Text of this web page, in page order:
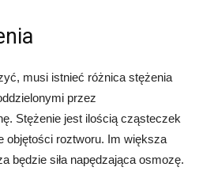
musi istnieć różnica stężenia
przez
Stężenie jest ilością cząsteczek
objętości roztworu. Im większa
będzie siła napędzająca osmozę.